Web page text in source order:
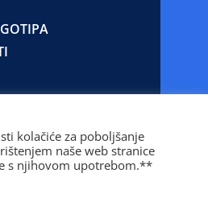
adventistička
10000 Hrvatska 01
kolačiće za poboljšanje
naše web stranice
s njihovom upotrebom.**